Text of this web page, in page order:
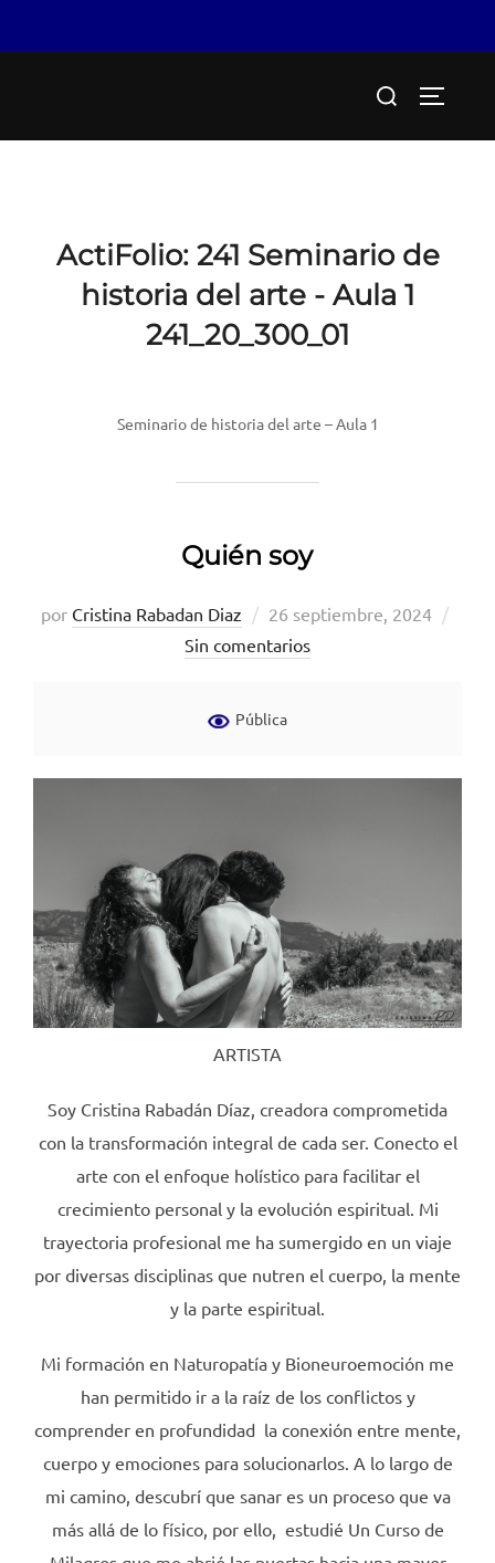
Buscar:
ActiFolio: 241 Seminario de
historia del arte - Aula 1
241_20_300_01
Seminario de historia del arte – Aula 1
Quién soy
por Cristina Rabadan Diaz
Publicado
el
26 septiembre, 2024
Sin comentarios
Pública
ARTISTA
Soy Cristina Rabadán Díaz, creadora comprometida
con la transformación integral de cada ser. Conecto el
arte con el enfoque holístico para facilitar el
crecimiento personal y la evolución espiritual. Mi
trayectoria profesional me ha sumergido en un viaje
por diversas disciplinas que nutren el cuerpo, la mente
y la parte espiritual.
Mi formación en Naturopatía y Bioneuroemoción me
han permitido ir a la raíz de los conflictos y
comprender en profundidad la conexión entre mente,
cuerpo y emociones para solucionarlos. A lo largo de
mi camino, descubrí que sanar es un proceso que va
más allá de lo físico, por ello, estudié Un Curso de